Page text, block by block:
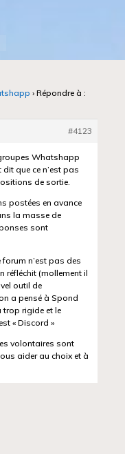
› Répondre à :
#4123
Whatshapp
dit que ce n’est pas
de sortie.
postées en avance
la masse de
sont
forum n’est pas des
réfléchit (mollement il
outil de
a pensé à Spond
trop rigide et le
« Discord »
volontaires sont
aider au choix et à